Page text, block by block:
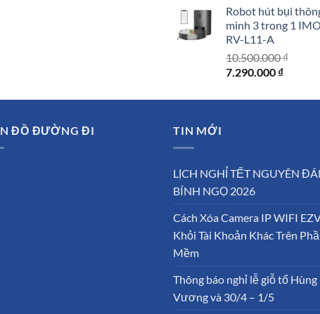
là:
1.250.000 ₫.
tại
là:
Robot hút bụi
minh 3 trong 1
RV-L11-A
10.500.000₫
Giá
là:
7.290.000 ₫Giá
tại
ĐỒ ĐƯỜNG ĐI TIN MỚI
LỊCH NGHỈ TẾT NGUYÊN
BÍNH NGỌ 2026
Cách Xóa Camera IP WIFI
Khỏi Tài Khoản Khác Trên
Mềm
Thông báo nghỉ lễ giỗ tổ Hùng
Vương và 30/4 – 1/5